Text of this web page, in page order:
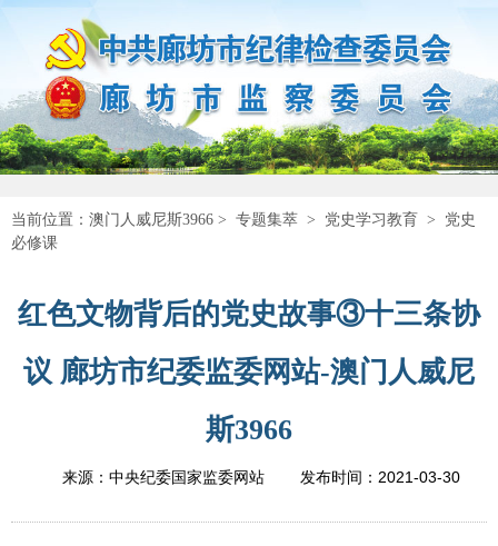
当前位置： 澳门人威尼斯3966 > 专题集萃 > 党史学习教育 > 党史
必修课
红色文物背后的党史故事③十三条协
议 廊坊市纪委监委网站-澳门人威尼
斯3966
来源：中央纪委国家监委网站 发布时间： 2021-03-30